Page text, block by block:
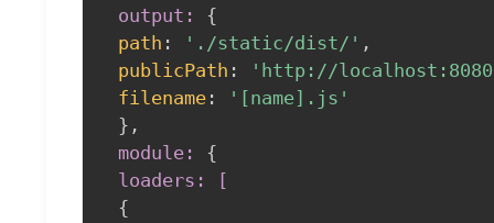
output:
{
path : './static/dist/' ,
publicPath :
'http://
filename :
'[name].js'
} ,
module:
{
loaders: [
{